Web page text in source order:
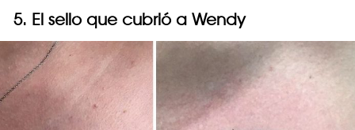
5. El sello que cubrió a Wendy